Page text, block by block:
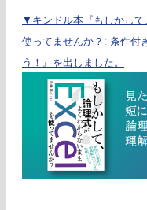
▼キンドル本『もしかし
使ってませんか？: 条件付
う！』を出しました。